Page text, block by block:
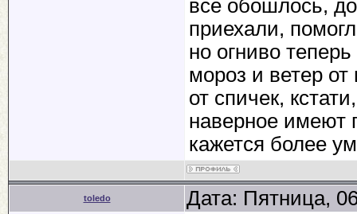
все обошлось,
приехали,
но огниво
мороз и ветер от
от спичек,
наверное имеют
кажется более
toledo Дата: Пятница,